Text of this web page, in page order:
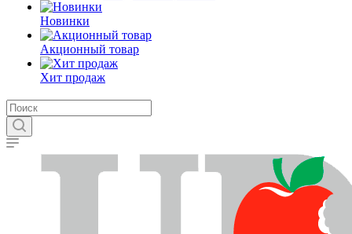
Новинки
Акционный товар
Хит продаж